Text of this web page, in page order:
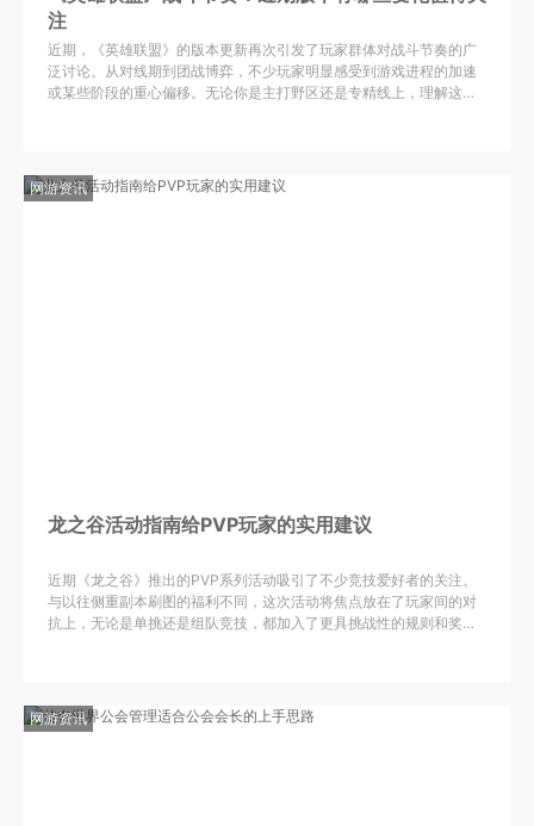
注
近期，《英雄联盟》的版本更新再次引发了玩家群体对战斗节奏的广
泛讨论。从对线期到团战博弈，不少玩家明显感受到游戏进程的加速
或某些阶段的重心偏移。无论你是主打野区还是专精线上，理解这些
网游资讯
龙之谷活动指南给PVP玩家的实用建议
近期《龙之谷》推出的PVP系列活动吸引了不少竞技爱好者的关注。
与以往侧重副本刷图的福利不同，这次活动将焦点放在了玩家间的对
抗上，无论是单挑还是组队竞技，都加入了更具挑战性的规则和奖
网游资讯